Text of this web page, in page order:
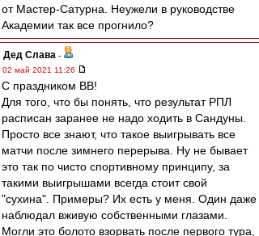
от Мастер-Сатурна. Неужели в руководстве
Академии так все прогнило?
Дед Слава -
02 май 2021 11:26
С праздником ВВ!
Для того, что бы понять, что результат РПЛ
расписан заранее не надо ходить в Сандуны.
Просто все знают, что такое выигрывать все
матчи после зимнего перерыва. Ну не бывает
это так по чисто спортивному принципу, за
такими выигрышами всегда стоит свой
"сухина". Примеры? Их есть у меня. Один даже
наблюдал вживую собственными глазами.
Могли это болото взорвать после первого тура,